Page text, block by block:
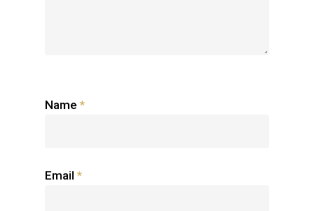
Name *
Email *